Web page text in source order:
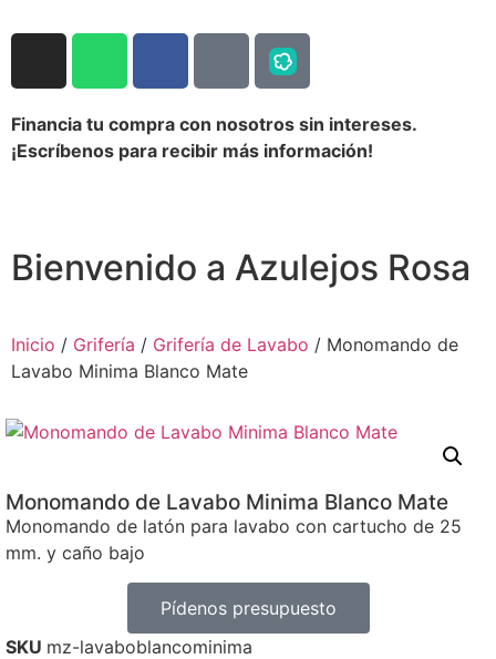
Financia tu compra con nosotros sin intereses.
¡Escríbenos para recibir más información!
Bienvenido a Azulejos Rosa
Inicio / Grifería / Grifería de Lavabo / Monomando de
Lavabo Minima Blanco Mate
Monomando de Lavabo Minima Blanco Mate
Monomando de latón para lavabo con cartucho de 25
mm. y caño bajo
Pídenos presupuesto
SKU mz-lavaboblancominima